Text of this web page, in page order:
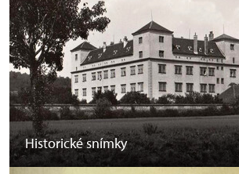
Historické snímky